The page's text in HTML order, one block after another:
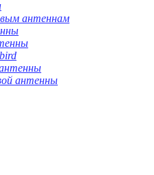
антеннам
антенны